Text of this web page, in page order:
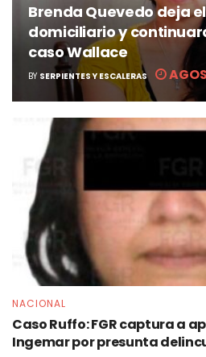
Brenda Quevedo deja
domiciliario y
caso Wallace
BY SERPIENTES Y ESCALERAS
NACIONAL
Caso Ruffo: FGR captura a
Ingemar por presunta